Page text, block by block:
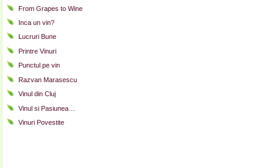
From Grapes to Wine
Inca un vin?
Lucruri Bune
Printre Vinuri
Punctul pe vin
Razvan Marasescu
Vinul din Cluj
Vinul si Pasiunea…
Vinuri Povestite